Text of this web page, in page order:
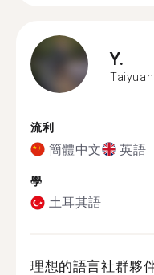
Y.
Taiyuan
流利
簡體中文 英語
學
土耳其語
理想的語言社群夥